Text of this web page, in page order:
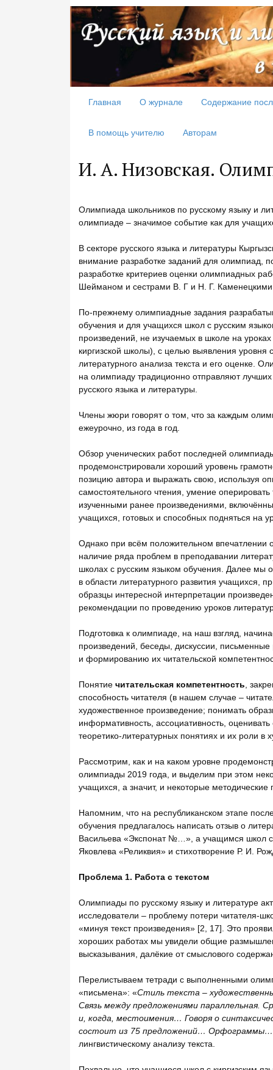
Главная О журнале Содержание
В помощь учителю Авторам
И. А. Низовская.
Олимпиада школьников по русскому языку и
олимпиаде – значимое событие как для
В секторе русского языка и литературы
внимание разработке заданий для олимпиад,
разработке критериев оценки олимпиадных
Шейманом и сестрами В. Г и Н. Г.
По-прежнему олимпиадные задания
обучения и для учащихся школ с русским
произведений, не изучаемых в школе на
киргизской школы), с целью выявления уровня
литературного анализа текста и его оценке.
на олимпиаду традиционно отправляют
русского языка и литературы.
Члены жюри говорят о том, что за каждым
ежеурочно, из года в год.
Обзор ученических работ последней
продемонстрировали хороший уровень
позицию автора и выражать свою, используя
самостоятельного чтения, умение
изученными ранее произведениями,
учащихся, готовых и способных подняться на
Однако при всём положительном впечатлении
наличие ряда проблем в преподавании
школах с русским языком обучения. Далее
в области литературного развития учащихся,
образцы интересной интерпретации
рекомендации по проведению уроков
Подготовка к олимпиаде, на наш взгляд,
произведений, беседы, дискуссии,
и формированию их читательской
Понятиечитательская компетентность ,
способность читателя (в нашем случае –
художественное произведение; понимать
информативность, ассоциативность,
теоретико-литературных понятиях и их роли в
Рассмотрим, как и на каком уровне
олимпиады 2019 года, и выделим при этом
учащихся, а значит, и некоторые
Напомним, что на республиканском этапе
обучения предлагалось написать отзыв о
Васильева «Экспонат №…», а учащимся школ
Яковлева «Реликвия» и стихотворение Р. И.
Проблема 1. Работа с текстом
Олимпиады по русскому языку и литературе
исследователи – проблему потери читателя-
«минуя текст произведения» [2, 17]. Это
хороших работах мы увидели общие
высказывания, далёкие от смыслового
Перелистываем тетради с выполненными
«письмена»: «Стиль текста –
Связь между предложениями параллельная.
и, когда, местоимения… Говоря о
состоит из 75 предложений…
лингвистическому анализу текста.